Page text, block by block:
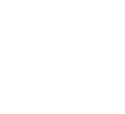
ด
ที่ไม่